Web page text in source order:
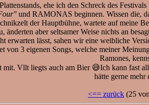
ehe ich den Schreck des
und RAMONAS beginnen. Wissen die,
der Hauptbühne, wartete auf meine
änderten aber seltsamer Weise nichts an
erwarten lässt, sahen wir eine weibliche
von 3 eigenen Songs, welche meiner
Ramones,
Vllt liegts auch am Bier 😅Ich kann fast
hätte gerne mehr
<== zurück (25